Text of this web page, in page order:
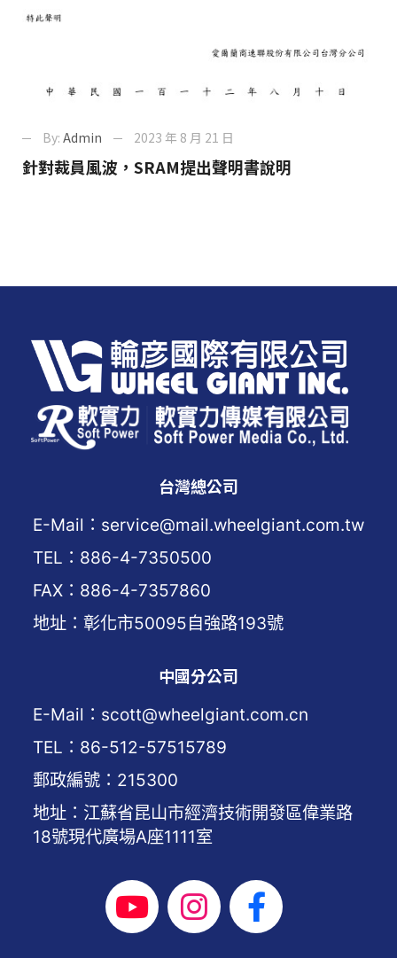
By: Admin 2023 年 8 月 21 日
針對裁員風波，SRAM提出聲明書說明
台灣總公司
E-Mail：service@mail.wheelgiant.com.tw
TEL：886-4-7350500
FAX：886-4-7357860
地址：彰化市50095自強路193號
中國分公司
E-Mail：scott@wheelgiant.com.cn
TEL：86-512-57515789
郵政編號：215300
地址：江蘇省昆山市經濟技術開發區偉業路
18號現代廣場A座1111室